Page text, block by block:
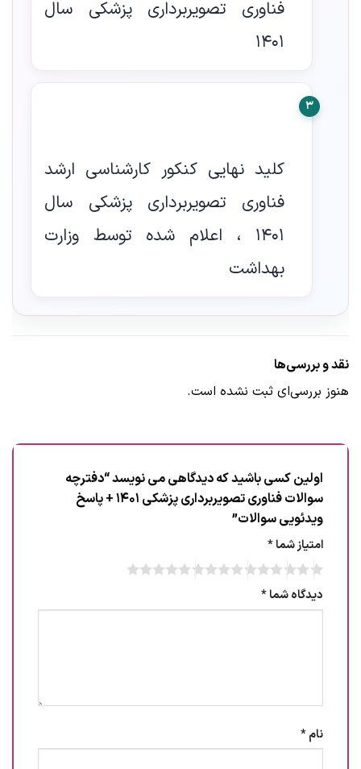
فناوری تصویربرداری پزشکی سال
1401
3
کلید نهایی کنکور کارشناسی ارشد
فناوری تصویربرداری پزشکی سال
1401 ، اعلام شده توسط وزارت
بهداشت
نقد و بررسی‌ها
هنوز بررسی‌ای ثبت نشده است.
اولین کسی باشید که دیدگاهی می نویسد “دفترچه
سوالات فناوری تصویربرداری پزشکی 1401 + پاسخ
ویدئویی سوالات”
امتیاز شما*
دیدگاه شما*
نام*